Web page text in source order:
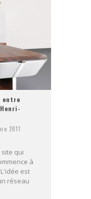
entre
2011
qui
à
est
réseau